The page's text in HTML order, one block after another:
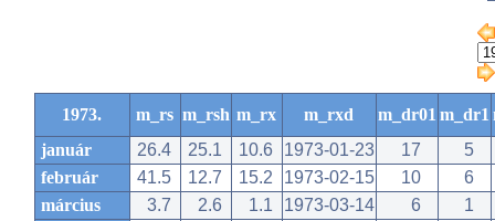
1973. m_rs m_rsh m_rx m_rxd m_dr01 m_dr1
január
26.4 25.1 10.6 1973-01-23 17
5
február
41.5 12.7 15.2 1973-02-15 10
6
március
3.7 2.6 1.1 1973-03-14 6
1